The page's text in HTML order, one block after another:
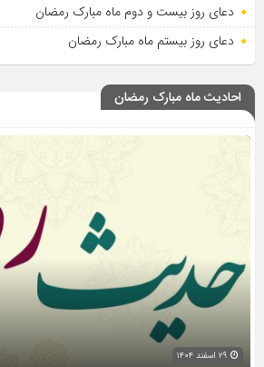
دعای روز بیست و دوم ماه مبارک رمضان
دعای روز بیستم ماه مبارک رمضان
احادیث ماه مبارک رمضان